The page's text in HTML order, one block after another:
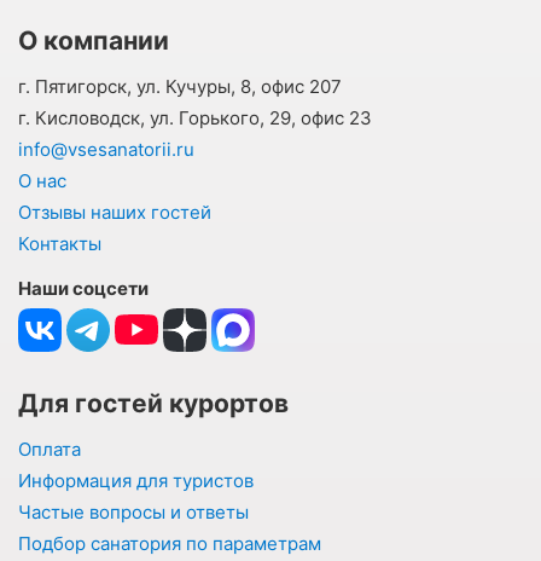
О компании
г. Пятигорск, ул. Кучуры, 8, офис 207
г. Кисловодск, ул. Горького, 29, офис 23
info@vsesanatorii.ru
О нас
Отзывы наших гостей
Контакты
Наши соцсети
Для гостей курортов
Оплата
Информация для туристов
Частые вопросы и ответы
Подбор санатория по параметрам